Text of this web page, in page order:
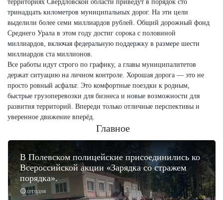
территориях Свердловской области приведут в порядок сто
тринадцать километров муниципальных дорог. На эти цели
выделили более семи миллиардов рублей. Общий дорожный фонд
Среднего Урала в этом году достиг сорока с половиной
миллиардов, включая федеральную поддержку в размере шести
миллиардов ста миллионов.
Все работы идут строго по графику, а главы муниципалитетов
держат ситуацию на личном контроле. Хорошая дорога — это не
просто ровный асфальт. Это комфортные поездки к родным,
быстрые грузоперевозки для бизнеса и новые возможности для
развития территорий. Впереди только отличные перспективы и
уверенное движение вперёд.
Главное
сегодня
В Полевском полицейские присоединились ко
Всероссийской акции «Зарядка со стражем
порядка».